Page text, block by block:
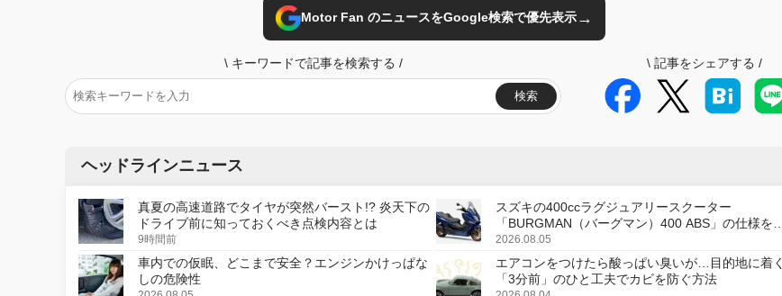
Motor Fan のニュースをGoogle検索で優先表示→
\ キーワードで記事を検索する /
検索
\ 記事をシェアする /
ヘッドラインニュース
真夏の高速道路でタイヤが突然バースト!? 炎天下の
ドライブ前に知っておくべき点検内容とは
9時間前
スズキの400ccラグジュアリースクーター
「BURGMAN（バーグマン）400 ABS」の仕様を変
更し、8月18日に発売
2026.08.05
車内での仮眠、どこまで安全？エンジンかけっぱな
しの危険性
エアコンをつけたら酸っぱい臭いが…目的地に着く
「3分前」のひと工夫でカビを防ぐ方法